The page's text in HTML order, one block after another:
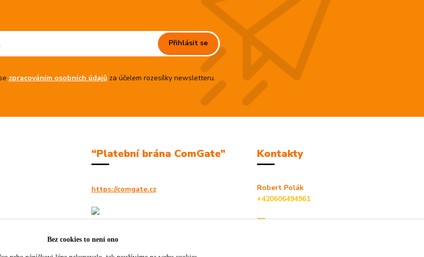
Přihlásit se
zpracováním osobních údajůza účelem rozesílky newsletteru.
“Platební brána ComGate”
https://comgate.cz
Kontakty
Robert Polák
+420606494961
info@jackie-shop.cz
Bez cookies to není ono